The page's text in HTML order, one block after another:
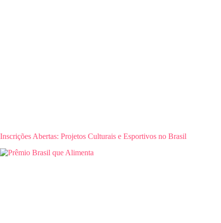
Inscrições Abertas: Projetos Culturais e Esportivos no Brasil